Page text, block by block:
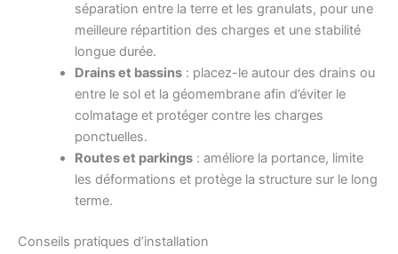
séparation entre la terre et les granulats, pour une
meilleure répartition des charges et une stabilité
longue durée.
Drains et bassins: placez-le autour des drains ou
entre le sol et la géomembrane afin d’éviter le
colmatage et protéger contre les charges
ponctuelles.
Routes et parkings: améliore la portance, limite
les déformations et protège la structure sur le long
terme.
Conseils pratiques d’installation